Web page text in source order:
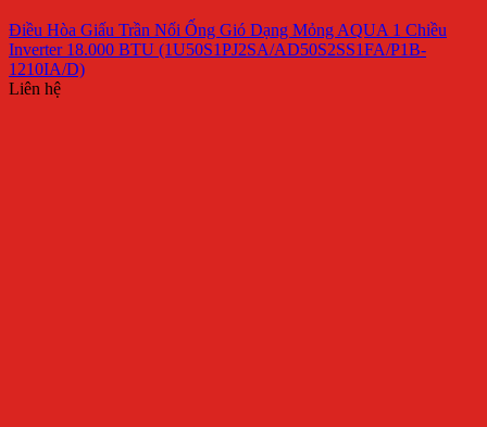
Điều Hòa Giấu Trần Nối Ống Gió Dạng Mỏng AQUA 1 Chiều
Inverter 18.000 BTU (1U50S1PJ2SA/AD50S2SS1FA/P1B-
1210IA/D)
Liên hệ